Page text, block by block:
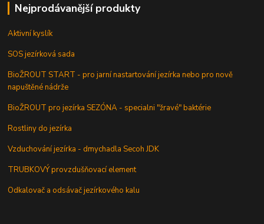
Nejprodávanější produkty
Aktivní kyslík
SOS jezírková sada
BioŽROUT START - pro jarní nastartování jezírka nebo pro nově
napuštěné nádrže
BioŽROUT pro jezírka SEZÓNA - specialni "žravé" baktérie
Rostliny do jezírka
Vzduchování jezírka - dmychadla Secoh JDK
TRUBKOVÝ provzdušňovací element
Odkalovač a odsávač jezírkového kalu